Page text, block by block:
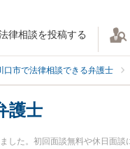
律相談を投稿する
口市で法律相談できる弁護士
護士
した。初回面談無料や休日面